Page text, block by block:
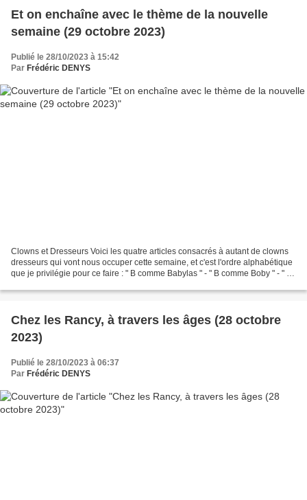
Et on enchaîne avec le thème de la nouvelle
semaine (29 octobre 2023)
Publié le 28/10/2023 à 15:42
Par Frédéric DENYS
Clowns et Dresseurs Voici les quatre articles consacrés à autant de clowns
dresseurs qui vont nous occuper cette semaine, et c'est l'ordre alphabétique
que je privilégie pour ce faire : " B comme Babylas " - " B comme Boby " - " B
Chez les Rancy, à travers les âges (28 octobre
2023)
Publié le 28/10/2023 à 06:37
Par Frédéric DENYS